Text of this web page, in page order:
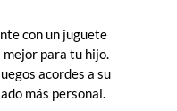
con un juguete
mejor para tu hijo.
acordes a su
más personal.